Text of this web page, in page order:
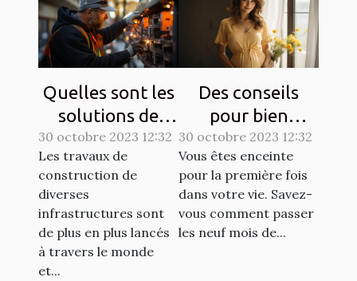
Quelles sont les
solutions de
sécurisation
d’un chantier ?
30 octobre 2023 12:32
Les travaux de
construction de
diverses
infrastructures sont
de plus en plus lancés
à travers le monde
et...
Des conseils
pour bien
entretenir une
grossesse ?
30 octobre 2023 12:32
Vous êtes enceinte
pour la première fois
dans votre vie. Savez-
vous comment passer
les neuf mois de...